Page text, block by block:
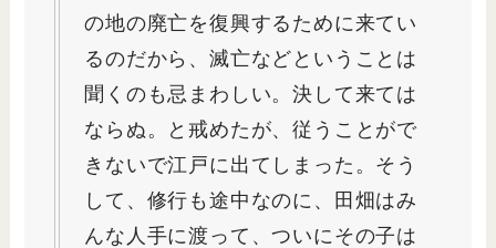
の地の廃亡を復興するために来てい
るのだから、滅亡などということは
聞くのも忌まわしい。決して来ては
ならぬ。と戒めたが、従うことがで
きないで江戸に出てしまった。そう
して、修行も途中なのに、田畑はみ
んな人手に渡って、ついにその子は